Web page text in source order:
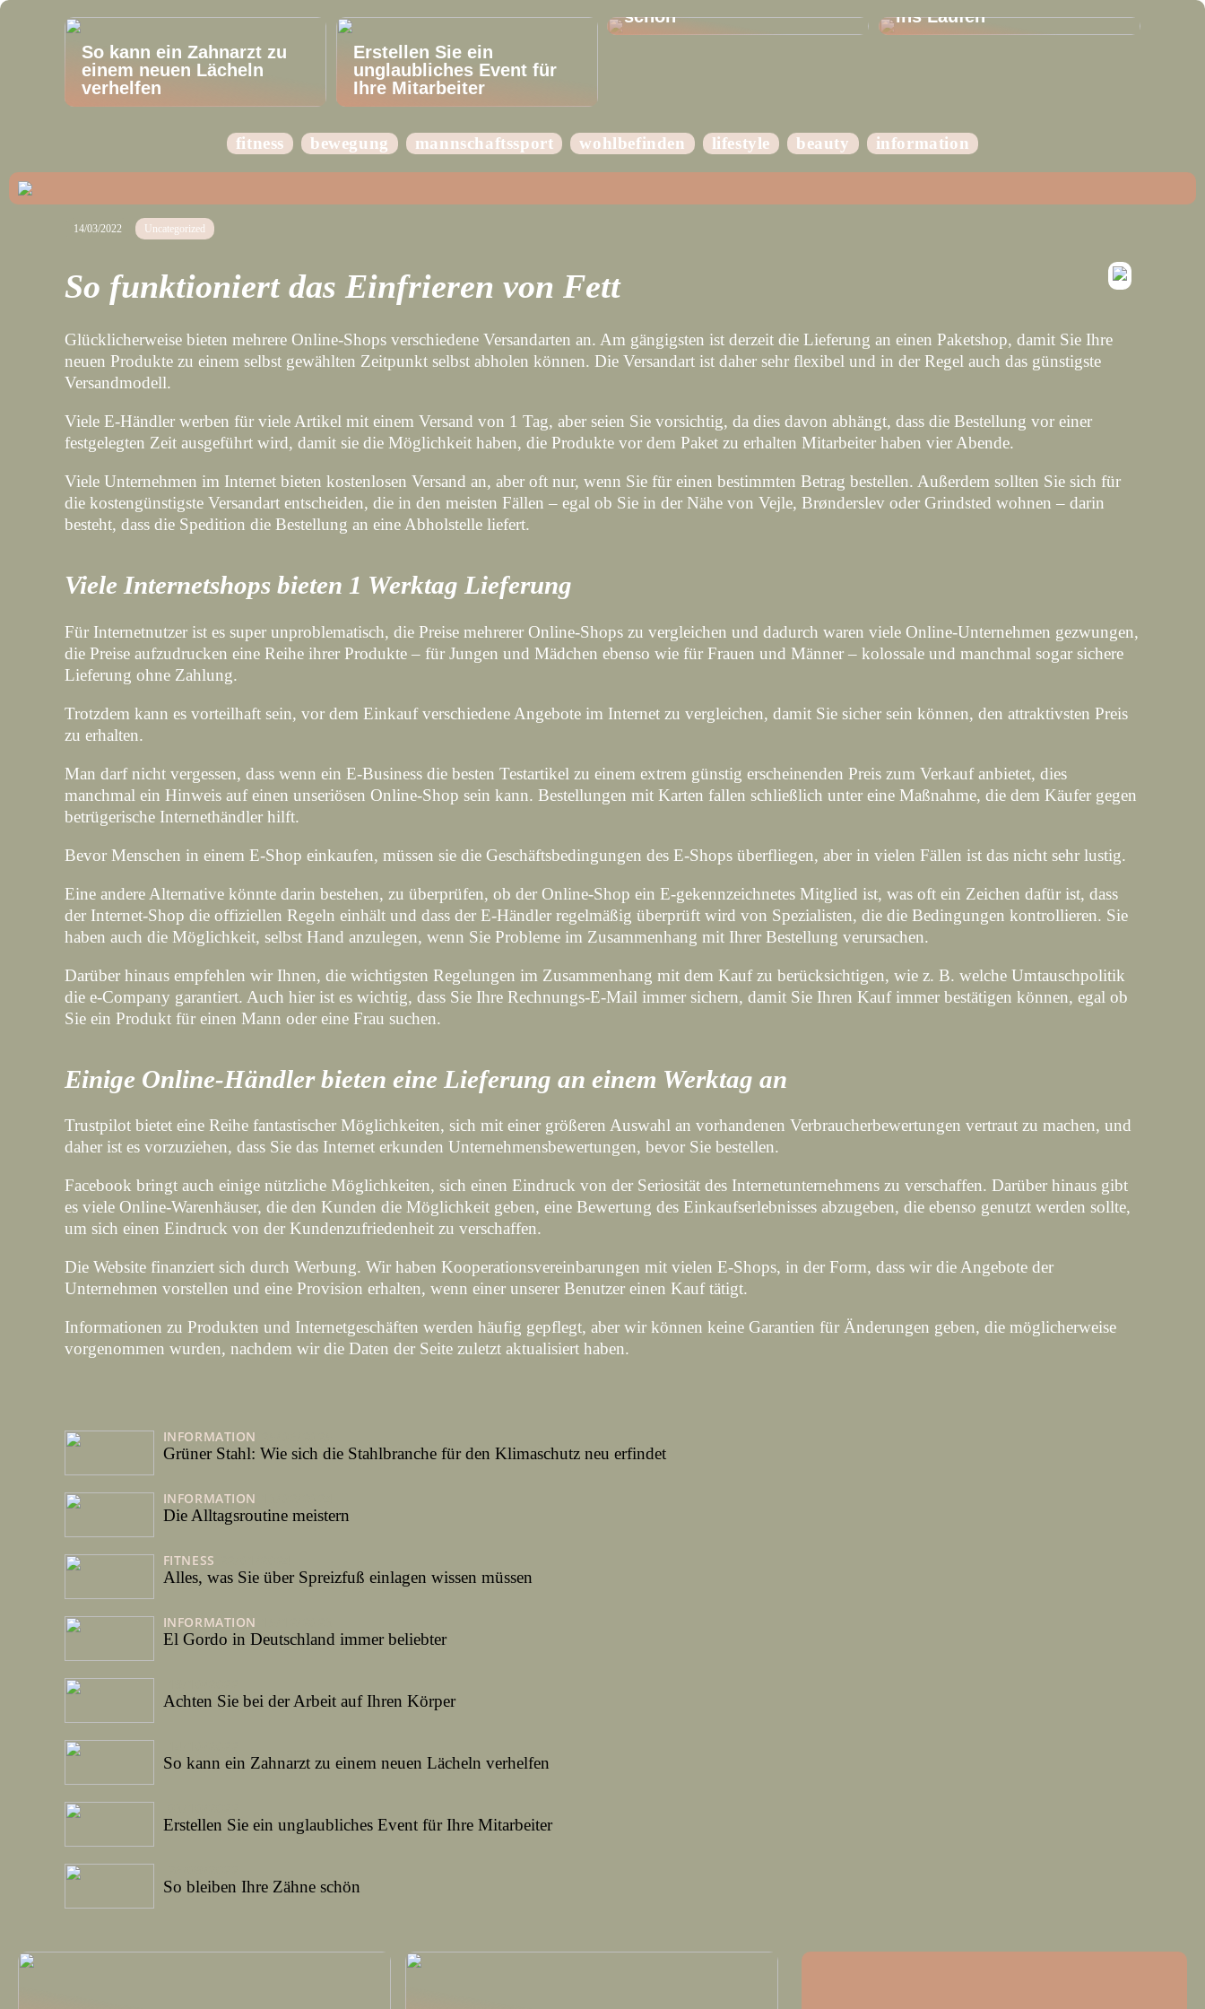
So kann ein Zahnarzt zu
einem neuen Lächeln
verhelfen
Erstellen Sie ein
unglaubliches Event für
Ihre Mitarbeiter
schön
ins Laufen
fitness bewegung mannschaftssport wohlbefinden lifestyle beauty information
14/03/2022 Uncategorized
So funktioniert das Einfrieren von Fett
Glücklicherweise bieten mehrere Online-Shops verschiedene Versandarten an. Am gängigsten ist derzeit die Lieferung an einen Paketshop, damit Sie Ihre
neuen Produkte zu einem selbst gewählten Zeitpunkt selbst abholen können. Die Versandart ist daher sehr flexibel und in der Regel auch das günstigste
Versandmodell.
Viele E-Händler werben für viele Artikel mit einem Versand von 1 Tag, aber seien Sie vorsichtig, da dies davon abhängt, dass die Bestellung vor einer
festgelegten Zeit ausgeführt wird, damit sie die Möglichkeit haben, die Produkte vor dem Paket zu erhalten Mitarbeiter haben vier Abende.
Viele Unternehmen im Internet bieten kostenlosen Versand an, aber oft nur, wenn Sie für einen bestimmten Betrag bestellen. Außerdem sollten Sie sich für
die kostengünstigste Versandart entscheiden, die in den meisten Fällen – egal ob Sie in der Nähe von Vejle, Brønderslev oder Grindsted wohnen – darin
besteht, dass die Spedition die Bestellung an eine Abholstelle liefert.
Viele Internetshops bieten 1 Werktag Lieferung
Für Internetnutzer ist es super unproblematisch, die Preise mehrerer Online-Shops zu vergleichen und dadurch waren viele Online-Unternehmen gezwungen,
die Preise aufzudrucken eine Reihe ihrer Produkte – für Jungen und Mädchen ebenso wie für Frauen und Männer – kolossale und manchmal sogar sichere
Lieferung ohne Zahlung.
Trotzdem kann es vorteilhaft sein, vor dem Einkauf verschiedene Angebote im Internet zu vergleichen, damit Sie sicher sein können, den attraktivsten Preis
zu erhalten.
Man darf nicht vergessen, dass wenn ein E-Business die besten Testartikel zu einem extrem günstig erscheinenden Preis zum Verkauf anbietet, dies
manchmal ein Hinweis auf einen unseriösen Online-Shop sein kann. Bestellungen mit Karten fallen schließlich unter eine Maßnahme, die dem Käufer gegen
betrügerische Internethändler hilft.
Bevor Menschen in einem E-Shop einkaufen, müssen sie die Geschäftsbedingungen des E-Shops überfliegen, aber in vielen Fällen ist das nicht sehr lustig.
Eine andere Alternative könnte darin bestehen, zu überprüfen, ob der Online-Shop ein E-gekennzeichnetes Mitglied ist, was oft ein Zeichen dafür ist, dass
der Internet-Shop die offiziellen Regeln einhält und dass der E-Händler regelmäßig überprüft wird von Spezialisten, die die Bedingungen kontrollieren. Sie
haben auch die Möglichkeit, selbst Hand anzulegen, wenn Sie Probleme im Zusammenhang mit Ihrer Bestellung verursachen.
Darüber hinaus empfehlen wir Ihnen, die wichtigsten Regelungen im Zusammenhang mit dem Kauf zu berücksichtigen, wie z. B. welche Umtauschpolitik
die e-Company garantiert. Auch hier ist es wichtig, dass Sie Ihre Rechnungs-E-Mail immer sichern, damit Sie Ihren Kauf immer bestätigen können, egal ob
Sie ein Produkt für einen Mann oder eine Frau suchen.
Einige Online-Händler bieten eine Lieferung an einem Werktag an
Trustpilot bietet eine Reihe fantastischer Möglichkeiten, sich mit einer größeren Auswahl an vorhandenen Verbraucherbewertungen vertraut zu machen, und
daher ist es vorzuziehen, dass Sie das Internet erkunden Unternehmensbewertungen, bevor Sie bestellen.
Facebook bringt auch einige nützliche Möglichkeiten, sich einen Eindruck von der Seriosität des Internetunternehmens zu verschaffen. Darüber hinaus gibt
es viele Online-Warenhäuser, die den Kunden die Möglichkeit geben, eine Bewertung des Einkaufserlebnisses abzugeben, die ebenso genutzt werden sollte,
um sich einen Eindruck von der Kundenzufriedenheit zu verschaffen.
Die Website finanziert sich durch Werbung. Wir haben Kooperationsvereinbarungen mit vielen E-Shops, in der Form, dass wir die Angebote der
Unternehmen vorstellen und eine Provision erhalten, wenn einer unserer Benutzer einen Kauf tätigt.
Informationen zu Produkten und Internetgeschäften werden häufig gepflegt, aber wir können keine Garantien für Änderungen geben, die möglicherweise
vorgenommen wurden, nachdem wir die Daten der Seite zuletzt aktualisiert haben.
INFORMATION
Grüner Stahl: Wie sich die Stahlbranche für den Klimaschutz neu erfindet
INFORMATION
Die Alltagsroutine meistern
FITNESS
Alles, was Sie über Spreizfuß einlagen wissen müssen
INFORMATION
El Gordo in Deutschland immer beliebter
Achten Sie bei der Arbeit auf Ihren Körper
So kann ein Zahnarzt zu einem neuen Lächeln verhelfen
Erstellen Sie ein unglaubliches Event für Ihre Mitarbeiter
So bleiben Ihre Zähne schön